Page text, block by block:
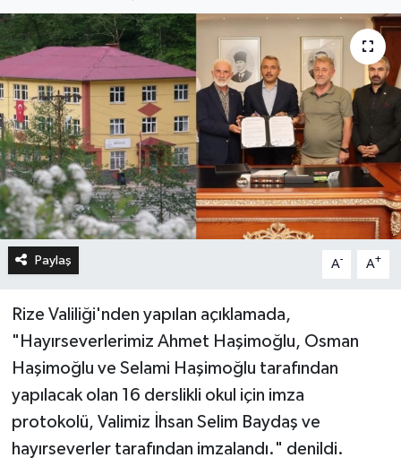
Paylaş A- A+
Rize Valiliği'nden yapılan açıklamada,
"Hayırseverlerimiz Ahmet Haşimoğlu, Osman
Haşimoğlu ve Selami Haşimoğlu tarafından
yapılacak olan 16 derslikli okul için imza
protokolü, Valimiz İhsan Selim Baydaş ve
hayırseverler tarafından imzalandı." denildi.